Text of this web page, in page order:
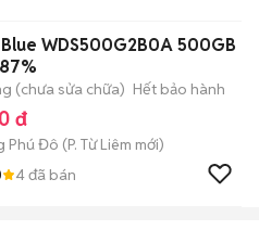
Blue WDS500G2B0A 500GB
(chưa sửa chữa) Hết bảo hành
đ
Phú Đô (P. Từ Liêm mới)
4đã bán